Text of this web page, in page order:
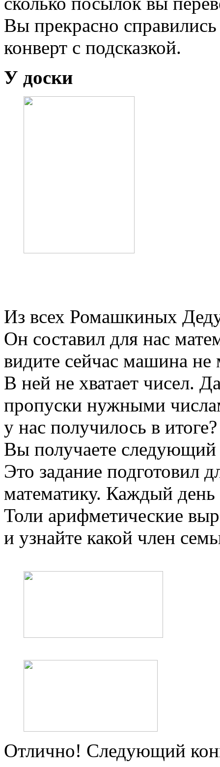
Вы прекрасно
конверт с подсказкой.
У доски
Из всех Ромашкиных
Он составил для нас
видите сейчас машина не
В ней не хватает чисел.
пропуски нужными
у нас получилось в
Вы получаете следующий
Это задание подготовил
математику. Каждый
Толи арифметические
и узнайте какой член
Отлично! Следующий